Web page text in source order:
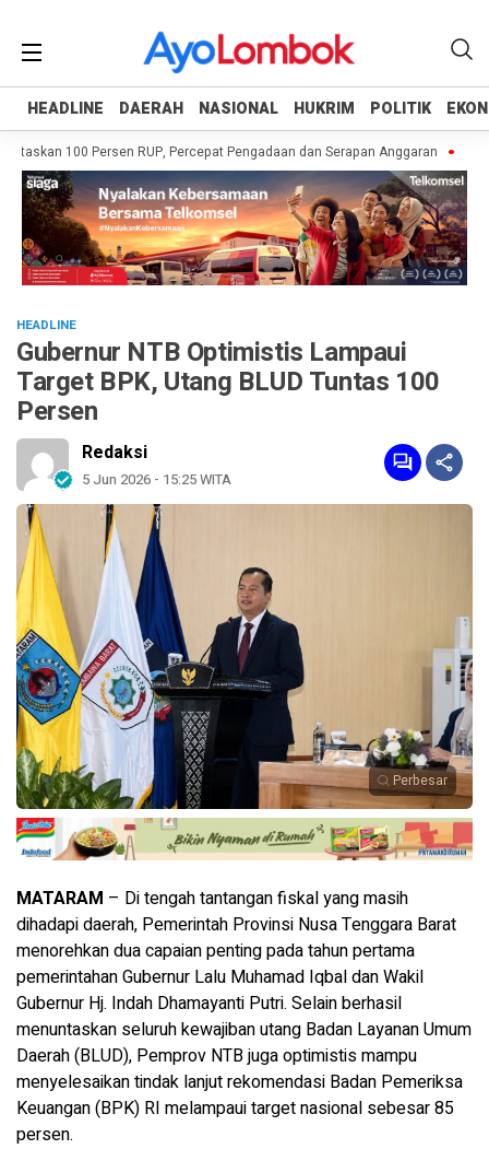
HEADLINE DAERAH NASIONAL HUKRIM POLITIK
HEADLINE DAERAH NASIONAL HUKRIM POLITIK
100 Persen RUP, Percepat Pengadaan dan Serapan Anggaran
HEADLINE
Gubernur NTB Optimistis Lampaui
Target BPK, Utang BLUD Tuntas 100
Persen
Redaksi
5 Jun 2026 - 15:25 WITA
Perbesar
MATARAM – Di tengah tantangan fiskal yang masih
dihadapi daerah, Pemerintah Provinsi Nusa Tenggara Barat
menorehkan dua capaian penting pada tahun pertama
pemerintahan Gubernur Lalu Muhamad Iqbal dan Wakil
Gubernur Hj. Indah Dhamayanti Putri. Selain berhasil
menuntaskan seluruh kewajiban utang Badan Layanan Umum
Daerah (BLUD), Pemprov NTB juga optimistis mampu
menyelesaikan tindak lanjut rekomendasi Badan Pemeriksa
Keuangan (BPK) RI melampaui target nasional sebesar 85
persen.